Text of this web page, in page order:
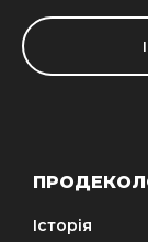
Історія